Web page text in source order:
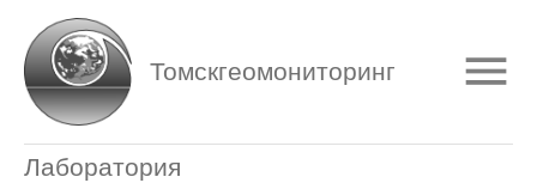
Томскгеомониторинг
Лаборатория